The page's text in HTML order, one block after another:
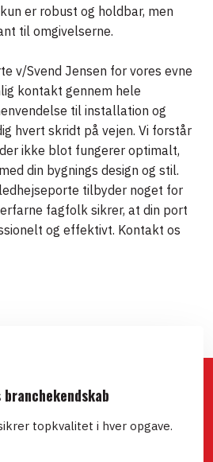
er robust og holdbar, men
til omgivelserne.
v/Svend Jensen for vores evne
kontakt gennem hele
til installation og
hvert skridt på vejen. Vi forstår
ikke blot fungerer optimalt,
din bygnings design og stil.
tilbyder noget for
fagfolk sikrer, at din port
og effektivt. Kontakt os
topkvalitet i hver opgave.